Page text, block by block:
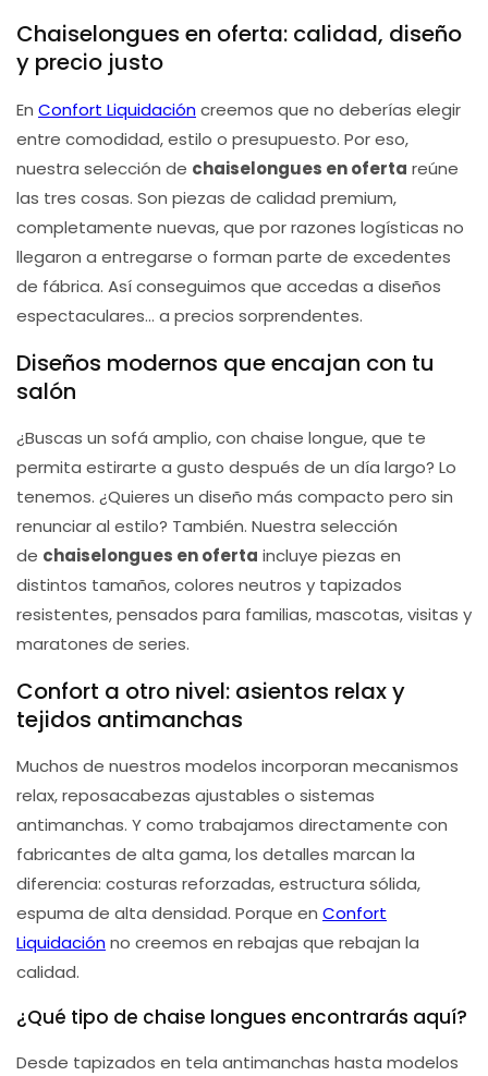
Chaiselongues en oferta: calidad, diseño
y precio justo
En Confort Liquidacióncreemos que no deberías elegir
entre comodidad, estilo o presupuesto. Por eso,
nuestra selección de chaiselongues en oferta reúne
las tres cosas. Son piezas de calidad premium,
completamente nuevas, que por razones logísticas no
llegaron a entregarse o forman parte de excedentes
de fábrica. Así conseguimos que accedas a diseños
espectaculares... a precios sorprendentes.
Diseños modernos que encajan con tu
salón
¿Buscas un sofá amplio, con chaise longue, que te
permita estirarte a gusto después de un día largo? Lo
tenemos. ¿Quieres un diseño más compacto pero sin
renunciar al estilo? También. Nuestra selección
de chaiselongues en oferta incluye piezas en
distintos tamaños, colores neutros y tapizados
resistentes, pensados para familias, mascotas, visitas y
maratones de series.
Confort a otro nivel: asientos relax y
tejidos antimanchas
Muchos de nuestros modelos incorporan mecanismos
relax, reposacabezas ajustables o sistemas
antimanchas. Y como trabajamos directamente con
fabricantes de alta gama, los detalles marcan la
diferencia: costuras reforzadas, estructura sólida,
espuma de alta densidad. Porque en Confort
Liquidaciónno creemos en rebajas que rebajan la
calidad.
¿Qué tipo de chaise longues encontrarás aquí?
Desde tapizados en tela antimanchas hasta modelos